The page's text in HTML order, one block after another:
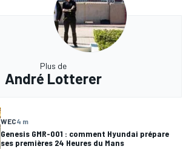
Plus de
André Lotterer
WEC4 m
Genesis GMR-001 : comment Hyundai prépare
ses premières 24 Heures du Mans